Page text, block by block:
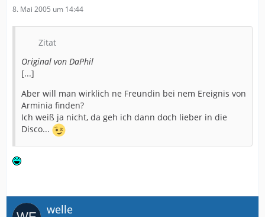
8. Mai 2005 um 14:44
Zitat
Original von DaPhil
[...]
Aber will man wirklich ne Freundin bei nem Ereignis von
Arminia finden?
Ich weiß ja nicht, da geh ich dann doch lieber in die
Disco...
welle